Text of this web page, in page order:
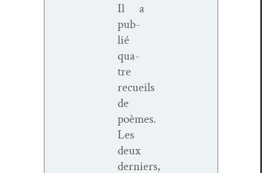
Il a
pub­
lié
qua­
tre
recueils
de
poèmes.
Les
deux
derniers,